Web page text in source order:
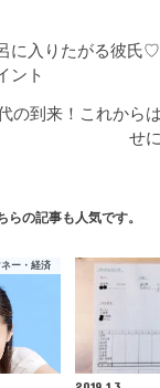
に入りたがる彼氏
ント
の到来！これから
せ
らの記事も人気です。
ネー・経済